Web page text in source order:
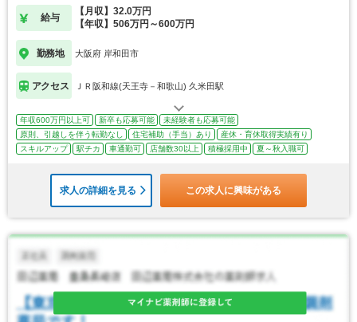
給与
【月収】32.0万円
【年収】506万円～600万円
勤務地 大阪府 岸和田市
アクセス ＪＲ阪和線(天王寺－和歌山) 久米田駅
年収600万円以上可 新卒も応募可能
未経験者も応募可能
原則、引越しを伴う転勤なし
住宅補助（手当）あり
産休・育休取得実績有り
スキルアップ
駅チカ 車通勤可 店舗数30以上 積極採用中 夏～秋入職可
求人の詳細を見る この求人に興味がある